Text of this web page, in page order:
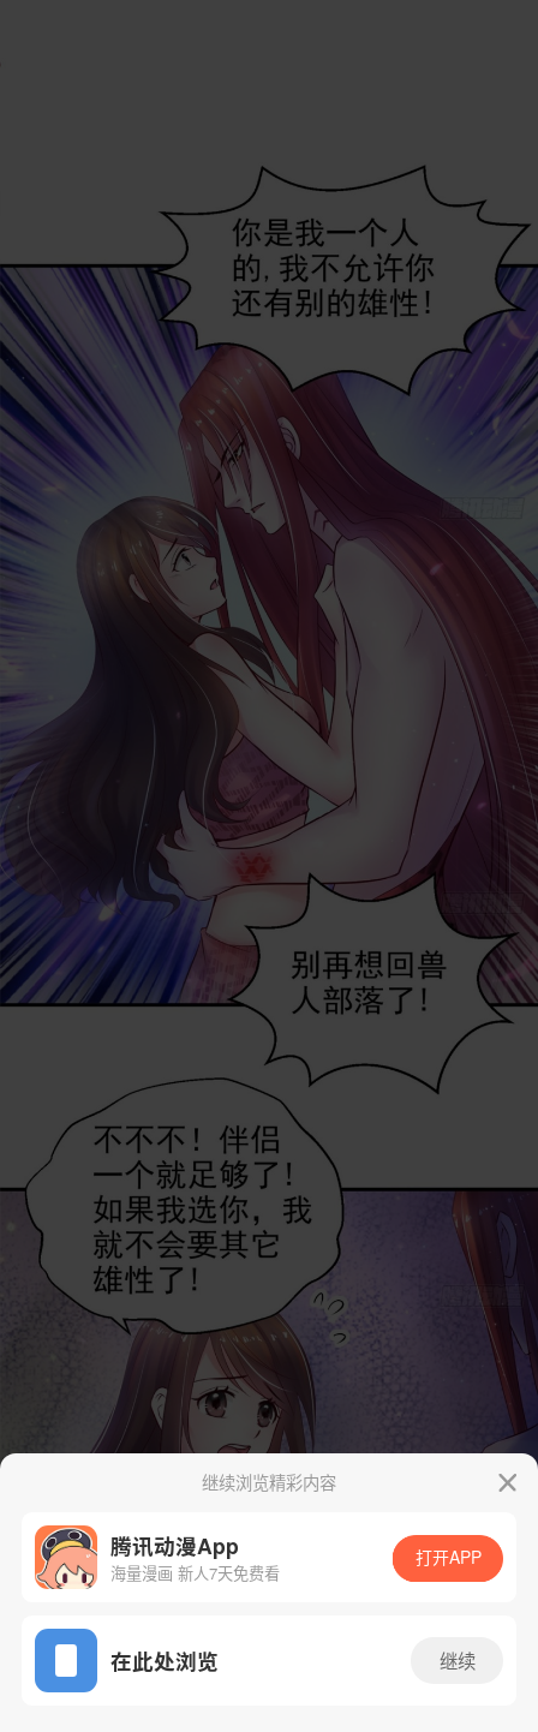
App免费看
继续浏览精彩内容
腾讯动漫App
海量漫画 新人7天免费看
打开APP
在此处浏览 继续